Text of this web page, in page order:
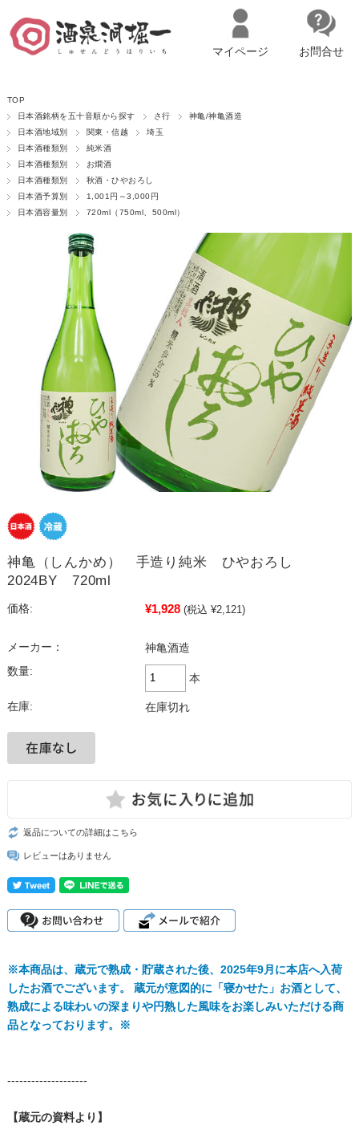
マイページへログイン
マイページ お問合せ
TOP
日本酒銘柄を五十音順から探す
さ行
神亀/神亀酒造
日本酒地域別
関東・信越
埼玉
日本酒種類別
純米酒
日本酒種類別
お燗酒
日本酒種類別
秋酒・ひやおろし
日本酒予算別
1,001円～3,000円
日本酒容量別
720ml（750ml、500ml）
神亀（しんかめ） 手造り純米 ひやおろし
2024BY 720ml
価格: ¥1,928 (税込 ¥2,121)
メーカー：
神亀酒造
数量:
本
在庫: 在庫切れ
返品についての詳細はこちら
レビューはありません
※本商品は、蔵元で熟成・貯蔵された後、2025年9月に本店へ入荷
したお酒でございます。 蔵元が意図的に「寝かせた」お酒として、
熟成による味わいの深まりや円熟した風味をお楽しみいただける商
品となっております。※
--------------------
【蔵元の資料より】